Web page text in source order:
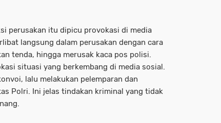
perusakan itu dipicu provokasi di media
langsung dalam perusakan dengan cara
tenda, hingga merusak kaca pos polisi.
situasi yang berkembang di media sosial.
lalu melakukan pelemparan dan
Polri. Ini jelas tindakan kriminal yang tidak